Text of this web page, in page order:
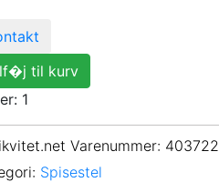
til kurv
1
Varenummer: 403722
Spisestel